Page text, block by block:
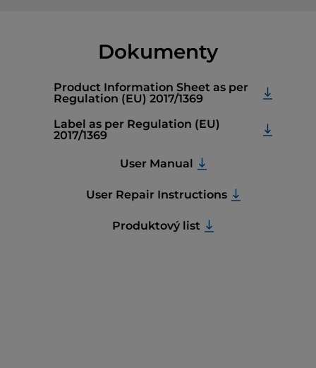
Dokumenty
Product Information Sheet as per
Regulation (EU) 2017/1369
Label as per Regulation (EU)
2017/1369
User Manual
User Repair Instructions
Produktový list